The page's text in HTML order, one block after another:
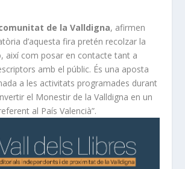
de la Valldigna, afirmen
d’aquesta fira pretén recolzar la
així com posar en contacte tant a
amb el públic. És una aposta
a les activitats programades durant
el Monestir de la Valldigna en un
al País Valencià”.